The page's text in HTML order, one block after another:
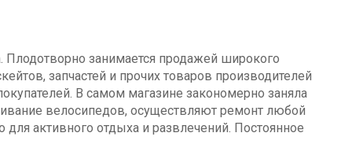
Плодотворно занимается продажей широкого
запчастей и прочих товаров производителей
В самом магазине закономерно заняла
велосипедов, осуществляют ремонт любой
для активного отдыха и развлечений. Постоянное